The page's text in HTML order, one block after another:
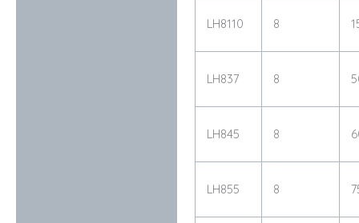
LH8110 8
LH837 8
LH845 8
LH855 8